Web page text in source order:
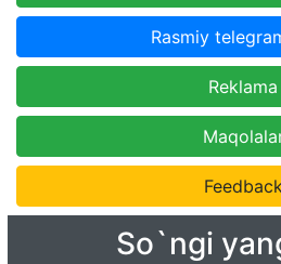
Rasmiy
Reklama
So`ngi